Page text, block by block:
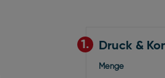
1. Druck &
Menge